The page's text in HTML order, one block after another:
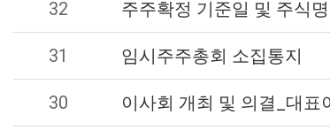
32 주주확정 기준일 및 주식
31 임시주주총회 소집통지
30 이사회 개최 및 의결_대